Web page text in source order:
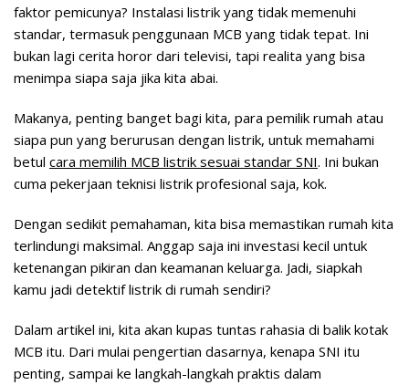
faktor pemicunya? Instalasi listrik yang tidak memenuhi
standar, termasuk penggunaan MCB yang tidak tepat. Ini
bukan lagi cerita horor dari televisi, tapi realita yang bisa
menimpa siapa saja jika kita abai.
Makanya, penting banget bagi kita, para pemilik rumah atau
siapa pun yang berurusan dengan listrik, untuk memahami
betul cara memilih MCB listrik sesuai standar SNI. Ini bukan
cuma pekerjaan teknisi listrik profesional saja, kok.
Dengan sedikit pemahaman, kita bisa memastikan rumah kita
terlindungi maksimal. Anggap saja ini investasi kecil untuk
ketenangan pikiran dan keamanan keluarga. Jadi, siapkah
kamu jadi detektif listrik di rumah sendiri?
Dalam artikel ini, kita akan kupas tuntas rahasia di balik kotak
MCB itu. Dari mulai pengertian dasarnya, kenapa SNI itu
penting, sampai ke langkah-langkah praktis dalam